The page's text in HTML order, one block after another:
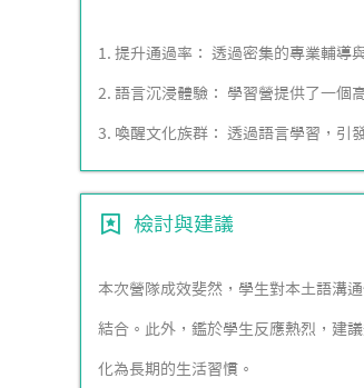
1. 提升通過率： 透過密集的專業輔導
2. 語言沉浸體驗： 學習營提供了一個
3. 喚醒文化族群： 透過語言學習，引
檢討與建議
本次營隊成效斐然，學生對本土語溝
結合。此外，鑑於學生反應熱烈，建
化為長期的生活習慣。